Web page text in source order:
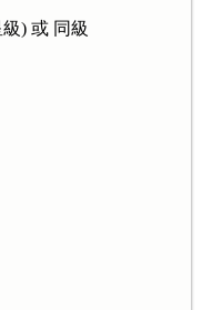
) 或 同級